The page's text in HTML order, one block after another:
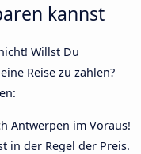
kannst
Willst Du
Reise zu zahlen?
Antwerpen im Voraus!
in der Regel der Preis.